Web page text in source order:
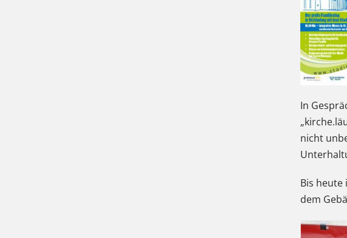
In
nicht
Bis heute
dem